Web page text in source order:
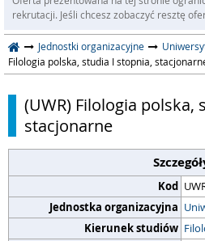
rekrutacji. Jeśli chcesz zobaczyć resztę
Jednostki organizacyjne
Filologia polska, studia I stopnia,
(UWR) Filologia polska,
stacjonarne
Kod
Jednostka organizacyjna
Kierunek studiów